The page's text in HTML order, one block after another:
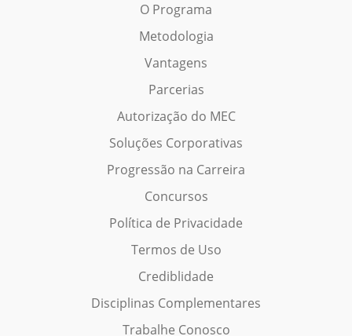
O Programa
Metodologia
Vantagens
Parcerias
Autorização do MEC
Soluções Corporativas
Progressão na Carreira
Concursos
Política de Privacidade
Termos de Uso
Crediblidade
Disciplinas Complementares
Trabalhe Conosco